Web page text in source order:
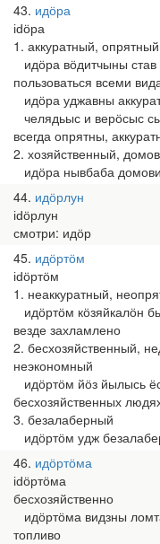
43 идӧра
іԁӧра
1. аккуратный,
идӧра вӧдитчыны став
пользоваться всеми
идӧра уджавны
челядьыс и верӧсыс
всегда опрятны,
2. хозяйственный,
идӧра нывбаба
44 идӧрлун
іԁӧрлун
смотри: идӧр
45 идӧртӧм
іԁӧртӧм
1. неаккуратный,
идӧртӧм кӧзяйкалӧн
везде захламлено
2. бесхозяйственный,
неэкономный
идӧртӧм йӧз йылысь
бесхозяйственных
3. безалаберный
идӧртӧм удж
46 идӧртӧма
іԁӧртӧма
бесхозяйственно
идӧртӧма видзны
топливо